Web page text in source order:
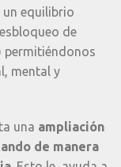
equilibrio
de
permitiéndonos
mental y
una ampliación
de manera